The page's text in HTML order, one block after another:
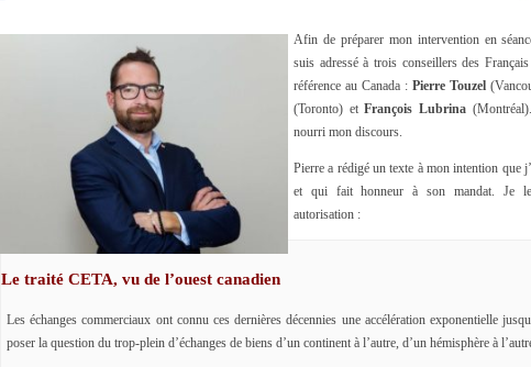
Afin de préparer mon intervention en
suis adressé à trois conseillers des
référence au Canada : Pierre Touzel
(Toronto) etFrançois Lubrina
nourri mon discours.
Pierre a rédigé un texte à mon intention que
et qui fait honneur à son mandat. Je
autorisation :
Le traité CETA, vu de l’ouest canadien
Les échanges commerciaux ont connu ces dernières décennies une accélération exponentielle
poser la question du trop-plein d’échanges de biens d’un continent à l’autre, d’un hémisphère à